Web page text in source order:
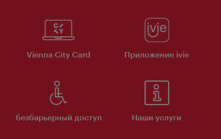
Vienna City Card Приложение ivie
безбарьерный доступ Наши услуги